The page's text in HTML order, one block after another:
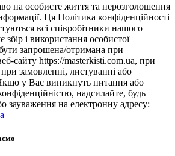
на особисте життя та нерозголошення
Ця Політика конфіденційності
всі співробітники нашого
збір і використання особистої
запрошена/отримана при
сайту https://masterkisti.com.ua, при
при замовленні, листуванні або
у Вас виникнуть питання або
надсилайте, будь
зауваження на електронну адресу: